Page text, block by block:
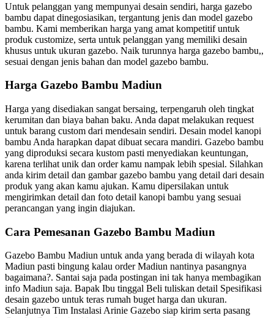
Untuk pelanggan yang mempunyai desain sendiri, harga gazebo
bambu dapat dinegosiasikan, tergantung jenis dan model gazebo
bambu. Kami memberikan harga yang amat kompetitif untuk
produk customize, serta untuk pelanggan yang memiliki desain
khusus untuk ukuran gazebo. Naik turunnya harga gazebo bambu,,
sesuai dengan jenis bahan dan model gazebo bambu.
Harga Gazebo Bambu Madiun
Harga yang disediakan sangat bersaing, terpengaruh oleh tingkat
kerumitan dan biaya bahan baku. Anda dapat melakukan request
untuk barang custom dari mendesain sendiri. Desain model kanopi
bambu Anda harapkan dapat dibuat secara mandiri. Gazebo bambu
yang diproduksi secara kustom pasti menyediakan keuntungan,
karena terlihat unik dan order kamu nampak lebih spesial. Silahkan
anda kirim detail dan gambar gazebo bambu yang detail dari desain
produk yang akan kamu ajukan. Kamu dipersilakan untuk
mengirimkan detail dan foto detail kanopi bambu yang sesuai
perancangan yang ingin diajukan.
Cara Pemesanan Gazebo Bambu Madiun
Gazebo Bambu Madiun untuk anda yang berada di wilayah kota
Madiun pasti bingung kalau order Madiun nantinya pasangnya
bagaimana?. Santai saja pada postingan ini tak hanya membagikan
info Madiun saja. Bapak Ibu tinggal Beli tuliskan detail Spesifikasi
desain gazebo untuk teras rumah buget harga dan ukuran.
Selanjutnya Tim Instalasi Arinie Gazebo siap kirim serta pasang